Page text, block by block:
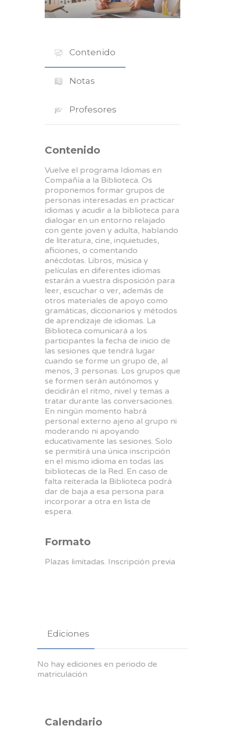
Contenido
Notas
Profesores
Contenido
Vuelve el programa Idiomas en
Compañía a la Biblioteca. Os
proponemos formar grupos de
personas interesadas en practicar
idiomas y acudir a la biblioteca para
dialogar en un entorno relajado
con gente joven y adulta, hablando
de literatura, cine, inquietudes,
aficiones, o comentando
anécdotas. Libros, música y
películas en diferentes idiomas
estarán a vuestra disposición para
leer, escuchar o ver, además de
otros materiales de apoyo como
gramáticas, diccionarios y métodos
de aprendizaje de idiomas. La
Biblioteca comunicará a los
participantes la fecha de inicio de
las sesiones que tendrá lugar
cuando se forme un grupo de, al
menos, 3 personas. Los grupos que
se formen serán autónomos y
decidirán el ritmo, nivel y temas a
tratar durante las conversaciones.
En ningún momento habrá
personal externo ajeno al grupo ni
moderando ni apoyando
educativamente las sesiones. Solo
se permitirá una única inscripción
en el mismo idioma en todas las
bibliotecas de la Red. En caso de
falta reiterada la Biblioteca podrá
dar de baja a esa persona para
incorporar a otra en lista de
espera.
Formato
Plazas limitadas. Inscripción previa
Ediciones
No hay ediciones en periodo de
matriculación
Calendario